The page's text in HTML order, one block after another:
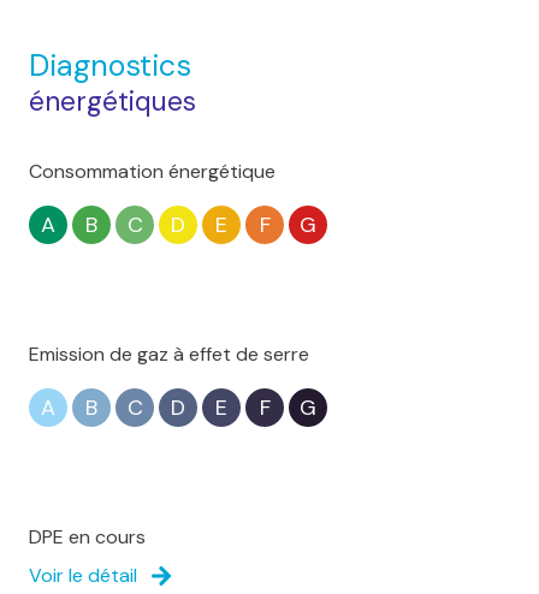
Diagnostics
énergétiques
Consommation énergétique
A B C D E F G
Emission de gaz à effet de serre
A B C D E F G
DPE en cours
Voir le détail